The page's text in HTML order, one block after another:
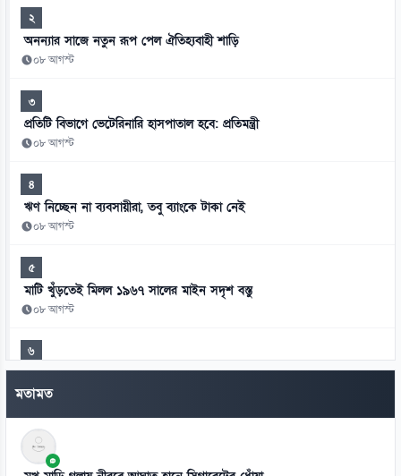
২
অনন্যার সাজে নতুন রূপ পেল ঐতিহ্যবাহী শাড়ি
০৮ আগস্ট
৩
প্রতিটি বিভাগে ভেটেরিনারি হাসপাতাল হবে: প্রতিমন্ত্রী
০৮ আগস্ট
৪
ঋণ নিচ্ছেন না ব্যবসায়ীরা, তবু ব্যাংকে টাকা নেই
০৮ আগস্ট
৫
মাটি খুঁড়তেই মিলল ১৯৬৭ সালের মাইন সদৃশ বস্তু
০৮ আগস্ট
৬
রাষ্ট্রীয় মর্যাদার মঞ্চে শৃঙ্খলা ও সংযমের অনিবার্য পাঠ
০৮ আগস্ট
৭
সিএনজিচালিত অটোরিকশা ও রিকশা উপহার পেলেন ২ জুলাইযোদ্ধা
মতামত